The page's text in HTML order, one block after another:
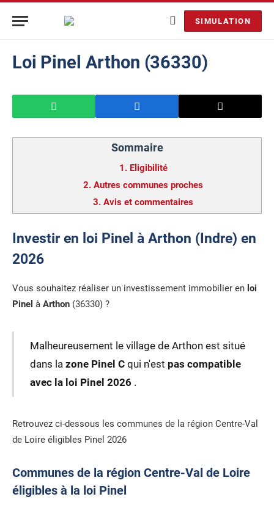
SIMULATION
Loi Pinel Arthon (36330)
Sommaire
1. Eligibilité
2. Autres communes proches
3. Avis et commentaires
Investir en loi Pinel à Arthon (Indre) en
2026
Vous souhaitez réaliser un investissement immobilier en loi
Pinel à Arthon (36330) ?
Malheureusement le village de Arthon est situé
dans la zone Pinel Cqui n'est pas compatible
avec la loi Pinel 2026 .
Retrouvez ci-dessous les communes de la région Centre-Val
de Loire éligibles Pinel 2026
Communes de la région Centre-Val de Loire
éligibles à la loi Pinel